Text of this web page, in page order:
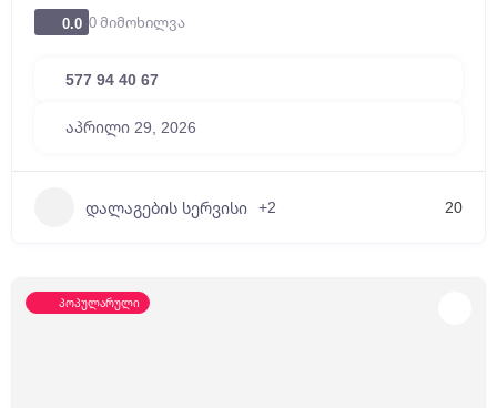
0.0 0 მიმოხილვა
577 94 40 67
აპრილი 29, 2026
დალაგების სერვისი +2 20
პოპულარული